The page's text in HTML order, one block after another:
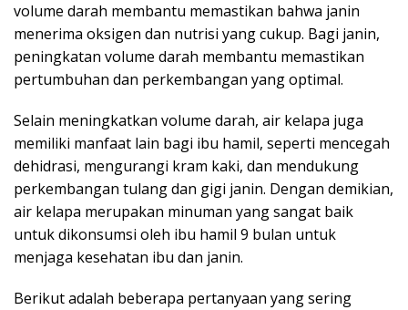
volume darah membantu memastikan bahwa janin
menerima oksigen dan nutrisi yang cukup. Bagi janin,
peningkatan volume darah membantu memastikan
pertumbuhan dan perkembangan yang optimal.
Selain meningkatkan volume darah, air kelapa juga
memiliki manfaat lain bagi ibu hamil, seperti mencegah
dehidrasi, mengurangi kram kaki, dan mendukung
perkembangan tulang dan gigi janin. Dengan demikian,
air kelapa merupakan minuman yang sangat baik
untuk dikonsumsi oleh ibu hamil 9 bulan untuk
menjaga kesehatan ibu dan janin.
Berikut adalah beberapa pertanyaan yang sering